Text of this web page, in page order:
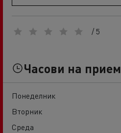
/ 5
Часови на прием
Понеделник
Вторник
Среда